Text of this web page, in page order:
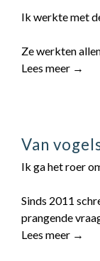
Ik werkte met
Ze werkten
Lees meer →
Van
Ik ga het roer
Sinds 2011
prangende
Lees meer →